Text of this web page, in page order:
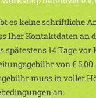
es keine schriftliche
Iher Kontaktdaten an
14 Tage
von €
muss in voller
an.